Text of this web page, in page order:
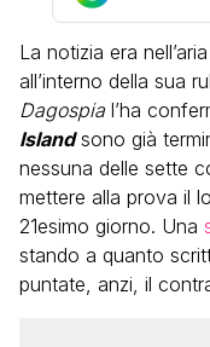
La notizia era
all’interno della sua
Dagospia l’ha
Islandsono già
nessuna delle sette
mettere alla prova il
21esimo giorno. Una
stando a quanto
puntate, anzi, il